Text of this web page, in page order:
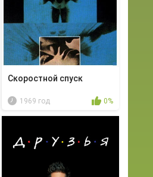
Скоростной спуск
1969 год 0%